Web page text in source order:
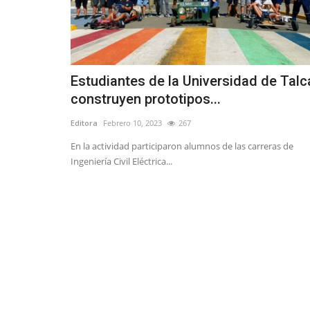
Estudiantes de la Universidad de
construyen prototipos...
Editora Febrero 10, 2023 267
En la actividad participaron alumnos de las carreras de
Ingeniería Civil Eléctrica...